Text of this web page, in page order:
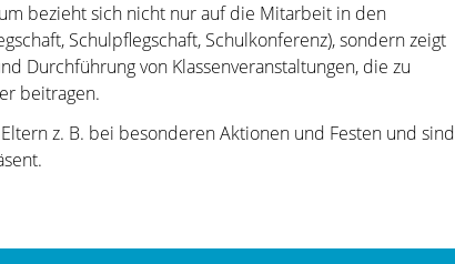
bezieht sich nicht nur auf die Mitarbeit in den
Schulpflegschaft, Schulkonferenz), sondern zeigt
Durchführung von Klassenveranstaltungen, die zu
beitragen.
z. B. bei besonderen Aktionen und Festen und sind